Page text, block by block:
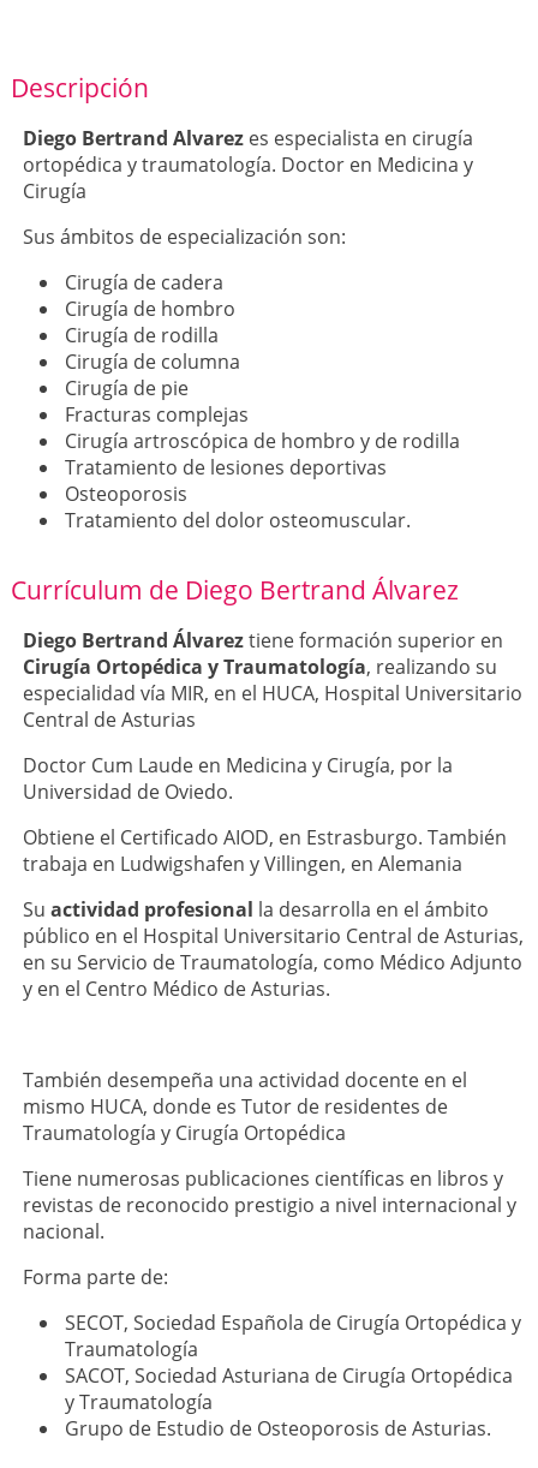
Descripción
Diego Bertrand Alvarez es especialista en cirugía
ortopédica y traumatología. Doctor en Medicina y
Cirugía
Sus ámbitos de especialización son:
Cirugía de cadera
Cirugía de hombro
Cirugía de rodilla
Cirugía de columna
Cirugía de pie
Fracturas complejas
Cirugía artroscópica de hombro y de rodilla
Tratamiento de lesiones deportivas
Osteoporosis
Tratamiento del dolor osteomuscular.
Currículum de Diego Bertrand Álvarez
Diego Bertrand Álvareztiene formación superior en
Cirugía Ortopédica y Traumatología, realizando su
especialidad vía MIR, en el HUCA, Hospital Universitario
Central de Asturias
Doctor Cum Laude en Medicina y Cirugía, por la
Universidad de Oviedo.
Obtiene el Certificado AIOD, en Estrasburgo. También
trabaja en Ludwigshafen y Villingen, en Alemania
Su actividad profesional la desarrolla en el ámbito
público en el Hospital Universitario Central de Asturias,
en su Servicio de Traumatología, como Médico Adjunto
y en el Centro Médico de Asturias.
También desempeña una actividad docente en el
mismo HUCA, donde es Tutor de residentes de
Traumatología y Cirugía Ortopédica
Tiene numerosas publicaciones científicas en libros y
revistas de reconocido prestigio a nivel internacional y
nacional.
Forma parte de:
SECOT, Sociedad Española de Cirugía Ortopédica y
Traumatología
SACOT, Sociedad Asturiana de Cirugía Ortopédica
y Traumatología
Grupo de Estudio de Osteoporosis de Asturias.